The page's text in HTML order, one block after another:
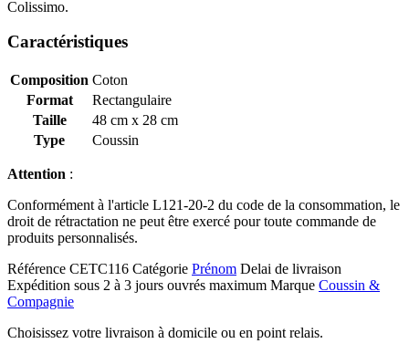
Colissimo.
Caractéristiques
Composition Coton
Format
Rectangulaire
Taille
48 cm x 28 cm
Type
Coussin
Attention :
Conformément à l'article L121-20-2 du code de la consommation, le
droit de rétractation ne peut être exercé pour toute commande de
produits personnalisés.
Référence CETC116 Catégorie Prénom Delai de livraison
Expédition sous 2 à 3 jours ouvrés maximum Marque Coussin &
Compagnie
Choisissez votre livraison à domicile ou en point relais.